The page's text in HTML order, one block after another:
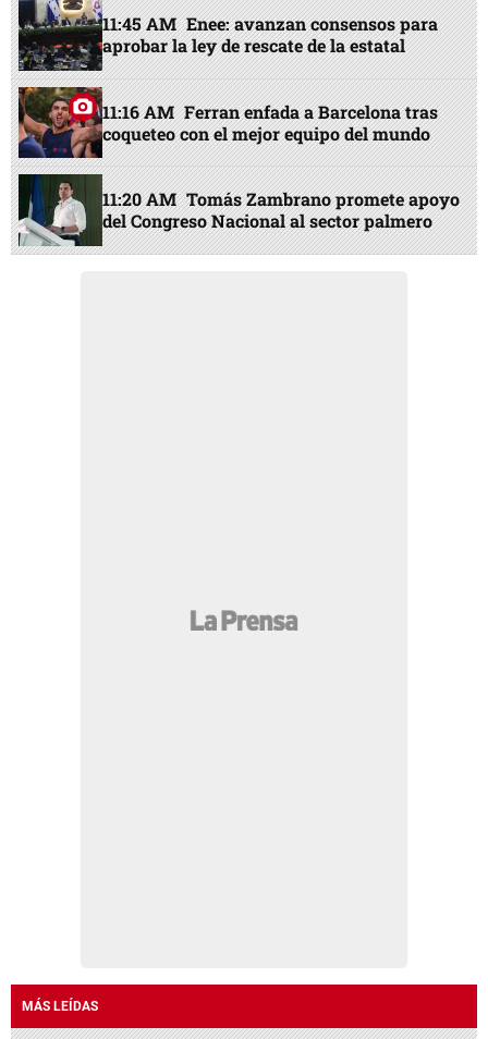
11:45 AM Enee: avanzan consensos para
aprobar la ley de rescate de la estatal
11:16 AM Ferran enfada a Barcelona tras
coqueteo con el mejor equipo del mundo
11:20 AM Tomás Zambrano promete apoyo
del Congreso Nacional al sector palmero
MÁS LEÍDAS